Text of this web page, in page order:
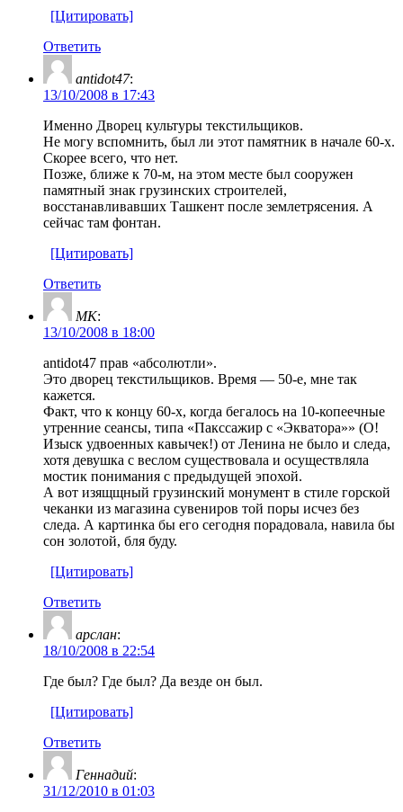
[Цитировать]
Ответить
antidot47:
13/10/2008 в 17:43
Именно Дворец культуры текстильщиков.
Не могу вспомнить, был ли этот памятник в начале 60-х.
Скорее всего, что нет.
Позже, ближе к 70-м, на этом месте был сооружен
памятный знак грузинских строителей,
восстанавливавших Ташкент после землетрясения. А
сейчас там фонтан.
[Цитировать]
Ответить
MK:
13/10/2008 в 18:00
antidot47 прав «абсолютли».
Это дворец текстильщиков. Время — 50-е, мне так
кажется.
Факт, что к концу 60-х, когда бегалось на 10-копеечные
утренние сеансы, типа «Пакссажир с «Экватора»» (О!
Изыск удвоенных кавычек!) от Ленина не было и следа,
хотя девушка с веслом существовала и осуществляла
мостик понимания с предыдущей эпохой.
А вот изящщный грузинский монумент в стиле горской
чеканки из магазина сувениров той поры исчез без
следа. А картинка бы его сегодня порадовала, навила бы
сон золотой, бля буду.
[Цитировать]
Ответить
арслан:
18/10/2008 в 22:54
Где был? Где был? Да везде он был.
[Цитировать]
Ответить
Геннадий:
31/12/2010 в 01:03